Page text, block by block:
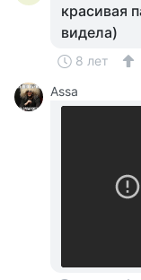
красивая
видела)
8 лет
Assa